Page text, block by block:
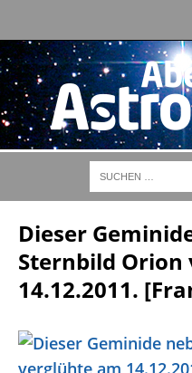
Dieser
Sternbild
14.12.2011.